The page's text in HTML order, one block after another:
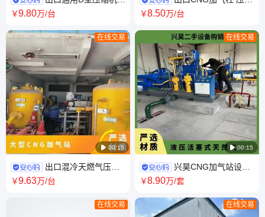
试气回收处理装置 CNG增采设
￥9.80万/台
 00:15
在线交易
出口混冷天燃气压缩
机 CNG母站应用 CH4开采、回
￥9.63万/台
在线交易
机前置脱水装置 无油润滑 应用
￥8.50万/台
 00:15
在线交易
兴昊CNG加气站设备
ZW-1.7/10-250A-JX型 轴功率
￥8.90万/套
在线交易